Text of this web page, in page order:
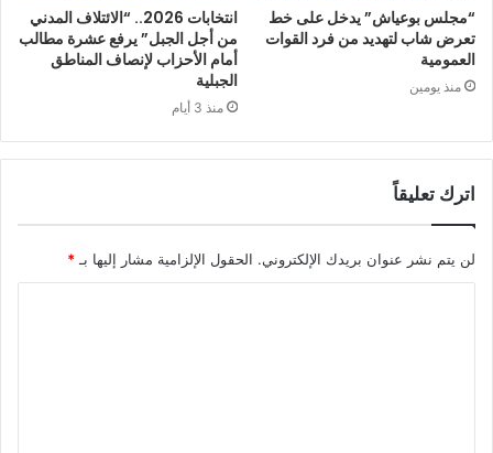
“مجلس بوعياش” يدخل على خط
تعرض شاب لتهديد من فرد القوات
العمومية
منذ يومين
انتخابات 2026.. “الائتلاف المدني
من أجل الجبل” يرفع عشرة مطالب
أمام الأحزاب لإنصاف المناطق
الجبلية
منذ 3 أيام
اترك تعليقاً
لن يتم نشر عنوان بريدك الإلكتروني. الحقول الإلزامية مشار إليها بـ *